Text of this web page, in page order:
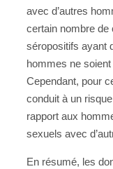
avec d’autres
certain nombre
séropositifs ayant
hommes ne
Cependant, pour
conduit à un
rapport aux
sexuels avec
En résumé, les